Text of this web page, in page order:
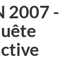
2007 -